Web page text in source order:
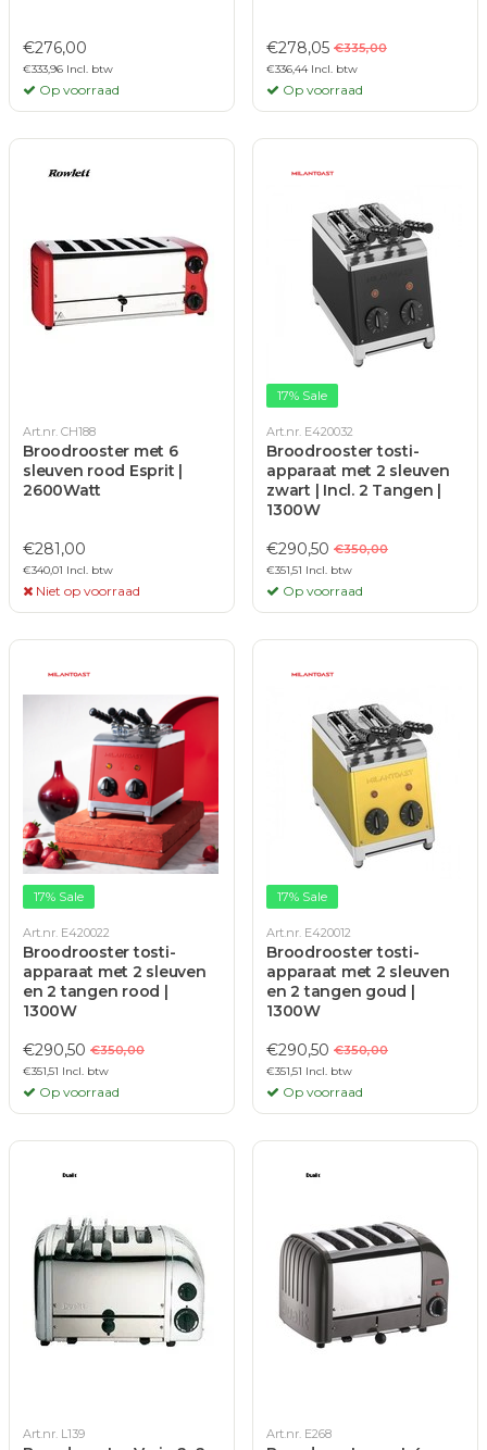
€276,00
€333,96 Incl. btw
Op voorraad
€278,05 €335,00
€336,44 Incl. btw
Op voorraad
Art.nr. CH188
Broodrooster met 6
sleuven rood Esprit |
2600Watt
€281,00
€340,01 Incl. btw
Niet op voorraad
17% Sale
Art.nr. E420032
Broodrooster tosti-
apparaat met 2 sleuven
zwart | Incl. 2 Tangen |
1300W
€290,50 €350,00
€351,51 Incl. btw
Op voorraad
17% Sale
Art.nr. E420022
Broodrooster tosti-
apparaat met 2 sleuven
en 2 tangen rood |
1300W
€290,50 €350,00
€351,51 Incl. btw
Op voorraad
17% Sale
Art.nr. E420012
Broodrooster tosti-
apparaat met 2 sleuven
en 2 tangen goud |
1300W
€290,50 €350,00
€351,51 Incl. btw
Op voorraad
Art.nr. L139 Art.nr. E268